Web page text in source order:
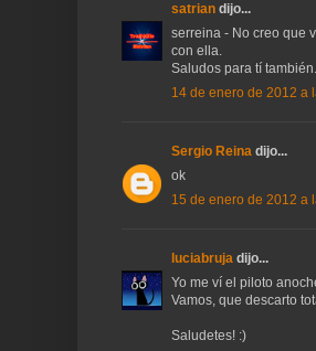
satrian dijo...
serreina - No creo que
con ella.
Saludos para tí también.
14 de enero de 2012 a
Sergio Reina dijo...
ok
15 de enero de 2012 a
luciabruja dijo...
Yo me ví el piloto
Vamos, que descarto
Saludetes! :)